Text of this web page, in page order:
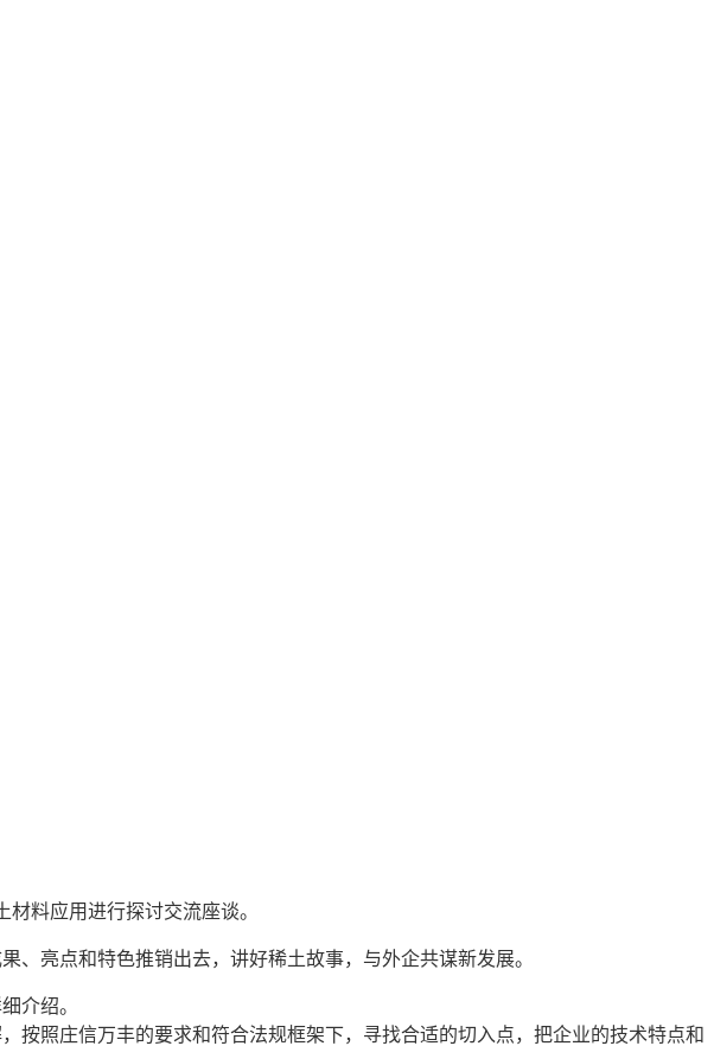
料应用进行探讨交流座谈。
亮点和特色推销出去，讲好稀土故事，与外企共谋新发展。
介绍。
按照庄信万丰的要求和符合法规框架下，寻找合适的切入点，把企业的技术特点和